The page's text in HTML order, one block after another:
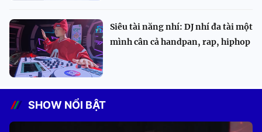
Siêu tài năng nhí: DJ nhí đa tài một
mình cân cả handpan, rap, hiphop
SHOW NỔI BẬT